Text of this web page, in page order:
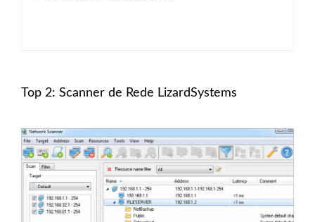
Top 2: Scanner de Rede LizardSystems